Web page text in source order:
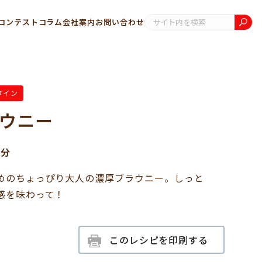
ンテスト コラム会社案内お問い合わせ
イン
ニー
のちょっぴり大人の濃厚ブラウニー。しっと
味わって！
このレシピを印刷する